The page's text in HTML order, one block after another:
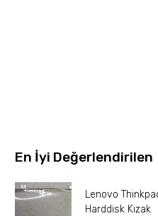
En İyi Değerlendirilen
Lenovo
Harddisk Kızak